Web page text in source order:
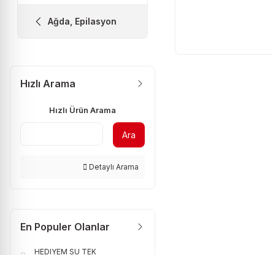
Ağda, Epilasyon
Hızlı Arama
Hızlı Ürün Arama
Ara
Detaylı Arama
En Populer Olanlar
HEDIYEM SU TEK